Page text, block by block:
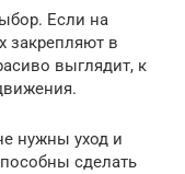
Если на
закрепляют в
выглядит, к
нужны уход и
сделать